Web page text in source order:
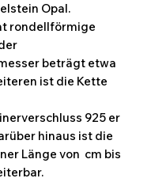
Opal.
rondellförmige
beträgt etwa
ist die Kette
925 er
hinaus ist die
Länge von cm bis